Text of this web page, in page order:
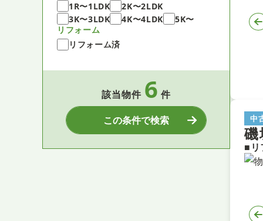
1R〜1LDK
2K〜2LDK
3K〜3LDK
4K〜4LDK
5K〜
リフォーム
リフォーム済
該当物件 6 件
この条件で検索
中